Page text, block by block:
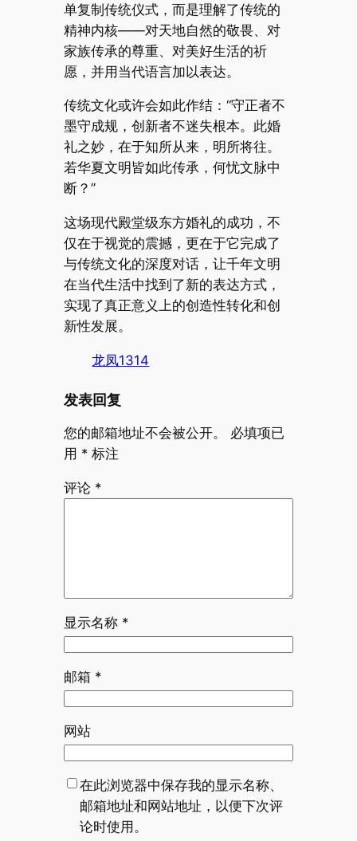
单复制传统仪式，而是理解了传统的
精神内核——对天地自然的敬畏、对
家族传承的尊重、对美好生活的祈
愿，并用当代语言加以表达。
传统文化或许会如此作结：“守正者不
墨守成规，创新者不迷失根本。此婚
礼之妙，在于知所从来，明所将往。
若华夏文明皆如此传承，何忧文脉中
断？”
这场现代殿堂级东方婚礼的成功，不
仅在于视觉的震撼，更在于它完成了
与传统文化的深度对话，让千年文明
在当代生活中找到了新的表达方式，
实现了真正意义上的创造性转化和创
新性发展。
龙凤1314
发表回复
您的邮箱地址不会被公开。
必填项已
用 *标注
评论 *
显示名称 *
邮箱 *
网站
在此浏览器中保存我的显示名称、
邮箱地址和网站地址，以便下次评
论时使用。